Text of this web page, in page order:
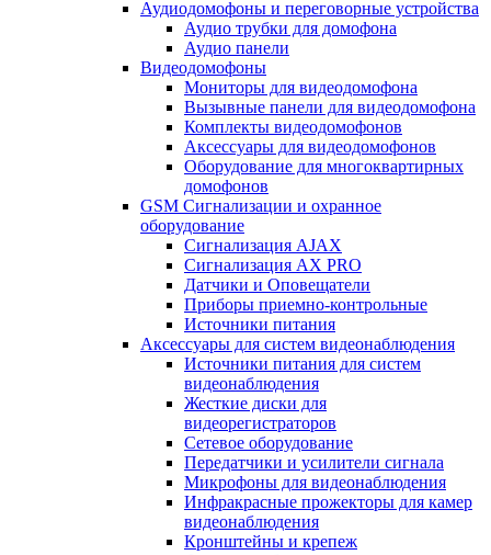
Аудиодомофоны и переговорные устройства
Аудио трубки для домофона
Аудио панели
Видеодомофоны
Мониторы для видеодомофона
Вызывные панели для видеодомофона
Комплекты видеодомофонов
Аксессуары для видеодомофонов
Оборудование для многоквартирных
домофонов
GSM Сигнализации и охранное
оборудование
Сигнализация AJAX
Сигнализация AX PRO
Датчики и Оповещатели
Приборы приемно-контрольные
Источники питания
Аксессуары для систем видеонаблюдения
Источники питания для систем
видеонаблюдения
Жесткие диски для
видеорегистраторов
Сетевое оборудование
Передатчики и усилители сигнала
Микрофоны для видеонаблюдения
Инфракрасные прожекторы для камер
видеонаблюдения
Кронштейны и крепеж